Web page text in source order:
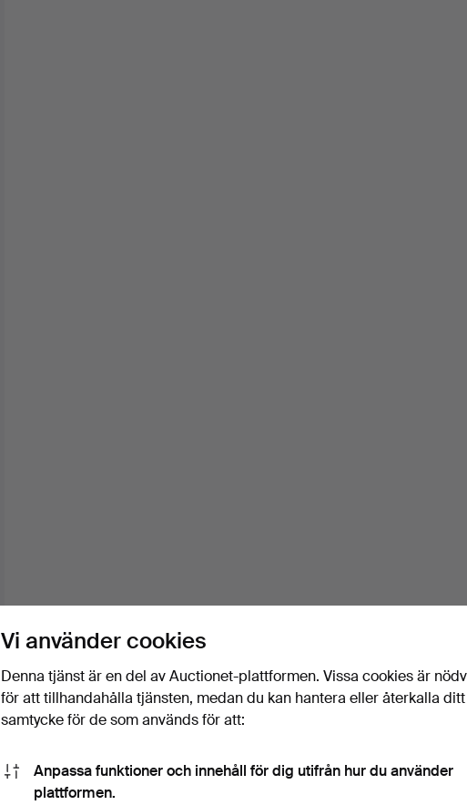
Vi använder cookies
Denna tjänst är en del av Auctionet-plattformen. Vissa cookies är
för att tillhandahålla tjänsten, medan du kan hantera eller återkalla ditt
samtycke för de som används för att:
Anpassa funktioner och innehåll för dig utifrån hur du använder
plattformen.